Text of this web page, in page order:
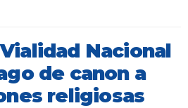
Nacional
de canon a
religiosas